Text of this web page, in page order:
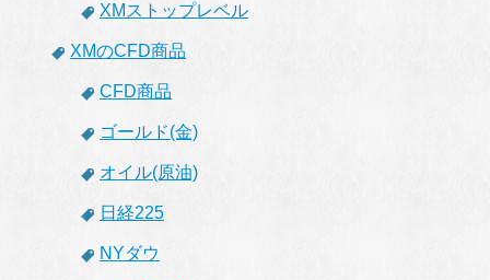
XMストップレベル
XMのCFD商品
CFD商品
ゴールド(金)
オイル(原油)
日経225
NYダウ